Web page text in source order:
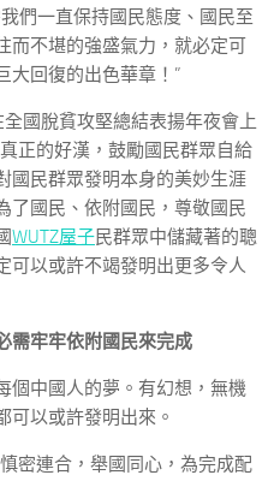
們一直保持國民態度、國民至
而不堪的強盛氣力，就必定可
大回復的出色華章！”
國脫貧攻堅總結表揚年夜會上
正的好漢，鼓勵國民群眾自給
國民群眾發明本身的美妙生涯
了國民、依附國民，尊敬國民
WUTZ屋子民群眾中儲藏著的聰
可以或許不竭發明出更多令人
需牢牢依附國民來完成
個中國人的夢。有幻想，無機
可以或許發明出來。
密連合，舉國同心，為完成配